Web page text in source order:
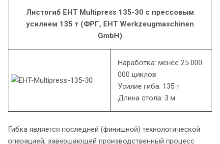
Листогиб EHT Multipress 135-30 с прессовым
усилием 135 т (ФРГ, EHT Werkzeugmaschinen
GmbH)
Наработка: менее 25 000
000 циклов
Усилие гиба: 135 т
Длина стола: 3 м
Гибка является последней (финишной) технологической
операцией, завершающей производственный процесс